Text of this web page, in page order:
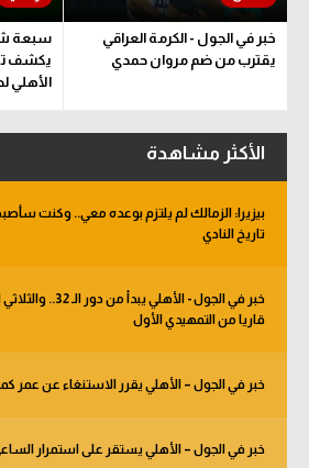
خبر في الجول - الكرمة العراقي
يقترب من ضم مروان حمدي
سبعة
يكشف
الأهلي
الأكثر مشاهدة
بيزيرا: الزمالك لم يلتزم بوعده معي.. وكنت
تاريخ النادي
خبر في الجول - الأهلي
قاريا من التمهيدي الأول
خبر في الجول – الأهلي يقرر الاستنغاء عن عمر
خبر في الجول – الأهلي يستقر على استمرار